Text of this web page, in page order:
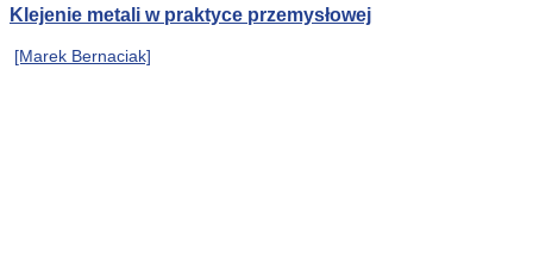
Klejenie metali w praktyce przemysłowej
[Marek Bernaciak]